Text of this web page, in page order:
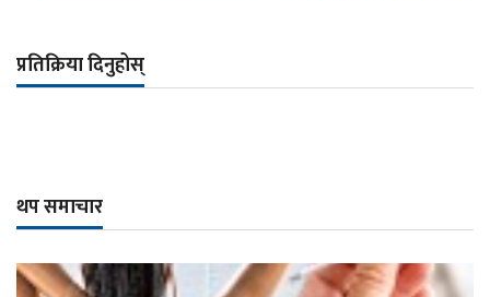
प्रतिक्रिया दिनुहोस्
थप समाचार